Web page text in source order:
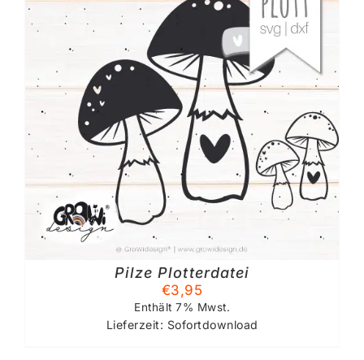
Pilze Plotterdatei
€3,95
Enthält 7% Mwst.
Lieferzeit: Sofortdownload